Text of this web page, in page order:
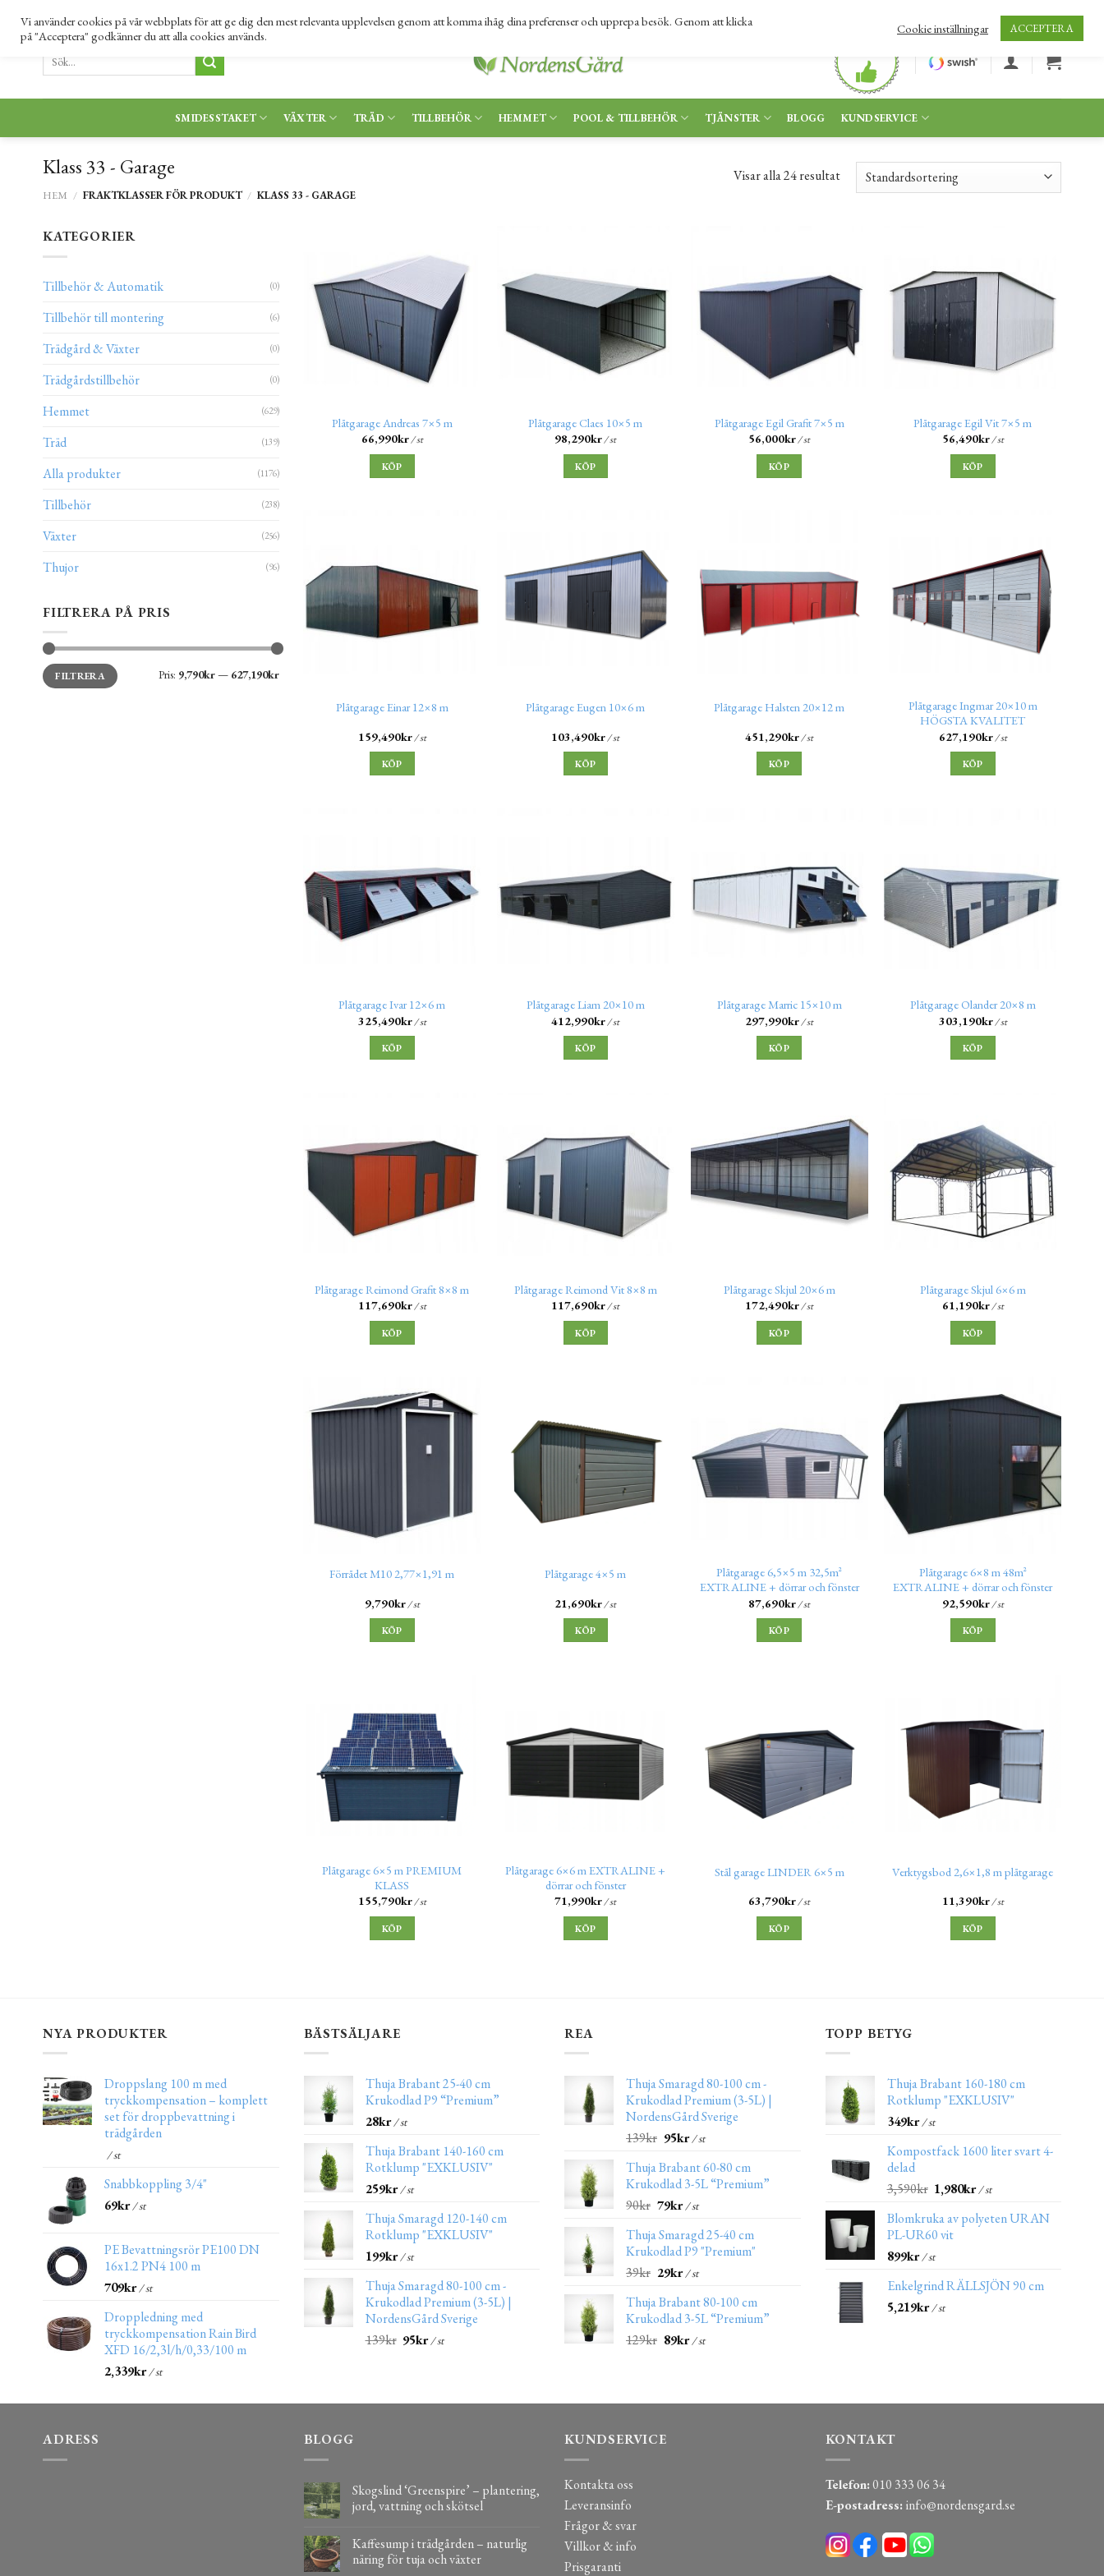
010 333 06 34 |
Sök
efter:
SMIDESSTAKET VÄXTER TRÄD TILLBEHÖR HEMMET POOL & TILLBEHÖR TJÄNSTER BLOGG KUNDSERVICE
Klass 33 - Garage
HEM / FRAKTKLASSER FÖR PRODUKT / KLASS 33 - GARAGE
Visar alla 24 resultat
KATEGORIER
Tillbehör & Automatik (0)
Tillbehör till montering (6)
Trädgård & Växter (0)
Trädgårdstillbehör (0)
Hemmet (629)
Träd (139)
Alla produkter (1176)
Tillbehör (238)
Växter (256)
Thujor (96)
FILTRERA PÅ PRIS
Min
pris
Max
prisFILTRERA Pris: 9,790kr— 627,190kr
Plåtgarage Andreas 7×5 m
66,990kr/ st
KÖP
Plåtgarage Claes 10×5 m
98,290kr/ st
KÖP
Plåtgarage Egil Grafit 7×5 m
56,000kr/ st
KÖP
Plåtgarage Egil Vit 7×5 m
56,490kr/ st
KÖP
Plåtgarage Einar 12×8 m
159,490kr/ st
KÖP
Plåtgarage Eugen 10×6 m
103,490kr/ st
KÖP
Plåtgarage Halsten 20×12 m
451,290kr/ st
KÖP
Plåtgarage Ingmar 20×10 m
HÖGSTA KVALITET
627,190kr/ st
KÖP
Plåtgarage Ivar 12×6 m
325,490kr/ st
KÖP
Plåtgarage Liam 20×10 m
412,990kr/ st
KÖP
Plåtgarage Marric 15×10 m
297,990kr/ st
KÖP
Plåtgarage Olander 20×8 m
303,190kr/ st
KÖP
Plåtgarage Reimond Grafit 8×8 m
117,690kr/ st
KÖP
Plåtgarage Reimond Vit 8×8 m
117,690kr/ st
KÖP
Plåtgarage Skjul 20×6 m
172,490kr/ st
KÖP
Plåtgarage Skjul 6×6 m
61,190kr/ st
KÖP
Förrådet M10 2,77×1,91 m
9,790kr/ st
KÖP
Plåtgarage 4×5 m
21,690kr/ st
KÖP
Plåtgarage 6,5×5 m 32,5m²
EXTRALINE + dörrar och fönster
87,690kr/ st
KÖP
Plåtgarage 6×8 m 48m²
EXTRALINE + dörrar och fönster
92,590kr/ st
KÖP
Plåtgarage 6×5 m PREMIUM
KLASS
155,790kr/ st
KÖP
Plåtgarage 6×6 m EXTRALINE +
dörrar och fönster
71,990kr/ st
KÖP
Stål garage LINDER 6×5 m
63,790kr/ st
KÖP
Verktygsbod 2,6×1,8 m plåtgarage
11,390kr/ st
KÖP
NYA PRODUKTER
Droppslang 100 m med
tryckkompensation – komplett
set för droppbevattning i
trädgården
/ st
Snabbkoppling 3/4"
69kr/ st
PE Bevattningsrör PE100 DN
16x1.2 PN4 100 m
709kr/ st
Droppledning med
tryckkompensation Rain Bird
XFD 16/2,3l/h/0,33/100 m
2,339kr/ st
BÄSTSÄLJARE
Thuja Brabant 25-40 cm
Krukodlad P9 “Premium”
28kr/ st
Thuja Brabant 140-160 cm
Rotklump "EXKLUSIV"
259kr/ st
Thuja Smaragd 120-140 cm
Rotklump "EXKLUSIV"
199kr/ st
Thuja Smaragd 80-100 cm -
Krukodlad Premium (3-5L) |
NordensGård Sverige
139kr 95kr/ st
REA
Thuja Smaragd 80-100 cm -
Krukodlad Premium (3-5L) |
NordensGård Sverige
139kr 95kr/ st
Thuja Brabant 60-80 cm
Krukodlad 3-5L “Premium”
90kr 79kr/ st
Thuja Smaragd 25-40 cm
Krukodlad P9 "Premium"
39kr 29kr/ st
Thuja Brabant 80-100 cm
Krukodlad 3-5L “Premium”
129kr 89kr/ st
TOPP BETYG
Thuja Brabant 160-180 cm
Rotklump "EXKLUSIV"
349kr/ st
Kompostfack 1600 liter svart 4-
delad
3,590kr 1,980kr/ st
Blomkruka av polyeten URAN
PL-UR60 vit
899kr/ st
Enkelgrind RÄLLSJÖN 90 cm
5,219kr/ st
ADRESS BLOGG
Skogslind ‘Greenspire’ – plantering,
jord, vattning och skötsel
Kaffesump i trädgården – naturlig
näring för tuja och växter
KUNDSERVICE
Kontakta oss
Leveransinfo
Frågor & svar
Villkor & info
Prisgaranti
KONTAKT
Telefon:010 333 06 34
E-postadress: info@nordensgard.se
Vi använder cookies på vår webbplats för att ge dig den mest relevanta upplevelsen genom att komma ihåg dina preferenser och upprepa besök. Genom att klicka
på "Acceptera" godkänner du att alla cookies används.
Cookie inställningar ACCEPTERA